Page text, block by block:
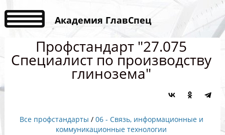
Академия ГлавСпец
Профстандарт "27.075
Специалист по производству
глинозема"
Все профстандарты / 06 - Связь, информационные и
коммуникационные технологии